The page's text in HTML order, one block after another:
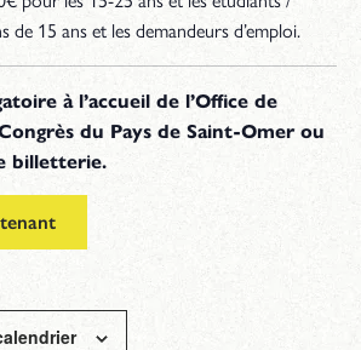
15 ans et les demandeurs d’emploi.
à l’accueil de l’Office de
du Pays de Saint-Omer ou
billetterie.